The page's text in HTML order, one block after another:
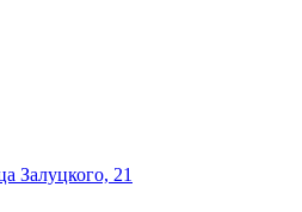
Залуцкого, 21